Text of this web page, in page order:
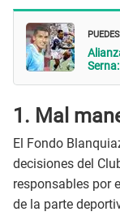
1. Mal
El Fondo
decisiones del
responsables por
de la parte